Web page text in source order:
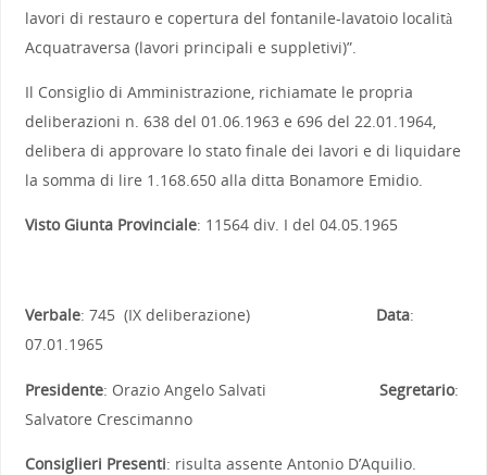
lavori di restauro e copertura del fontanile-lavatoio località
Acquatraversa (lavori principali e suppletivi)”.
Il Consiglio di Amministrazione, richiamate le propria
deliberazioni n. 638 del 01.06.1963 e 696 del 22.01.1964,
delibera di approvare lo stato finale dei lavori e di liquidare
la somma di lire 1.168.650 alla ditta Bonamore Emidio.
Visto Giunta Provinciale: 11564 div. I del 04.05.1965
Verbale: 745 (IX deliberazione) Data:
07.01.1965
Presidente: Orazio Angelo Salvati Segretario:
Salvatore Crescimanno
Consiglieri Presenti: risulta assente Antonio D’Aquilio.